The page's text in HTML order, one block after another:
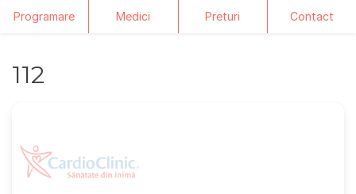
Programare Medici Preturi Contact
112